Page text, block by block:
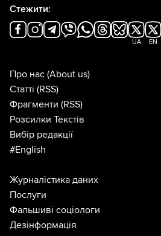
Стежити:
UA EN
Про нас (About us)
Статті (RSS)
Фрагменти (RSS)
Розсилки Текстів
Вибір редакції
#English
Журналістика даних
Послуги
Фальшиві соціологи
Дезінформація